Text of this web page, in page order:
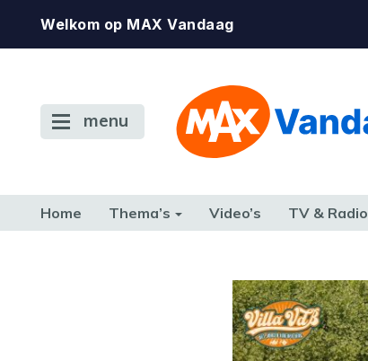
Welkom op MAX Vandaag
menu
Home Thema’s Video’s TV & Radio